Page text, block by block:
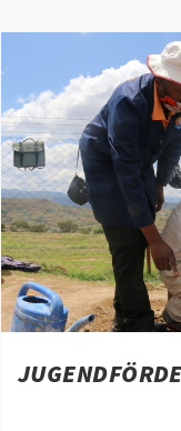
von
CHF
12.250
30.04.2025
Deadline
Ihr